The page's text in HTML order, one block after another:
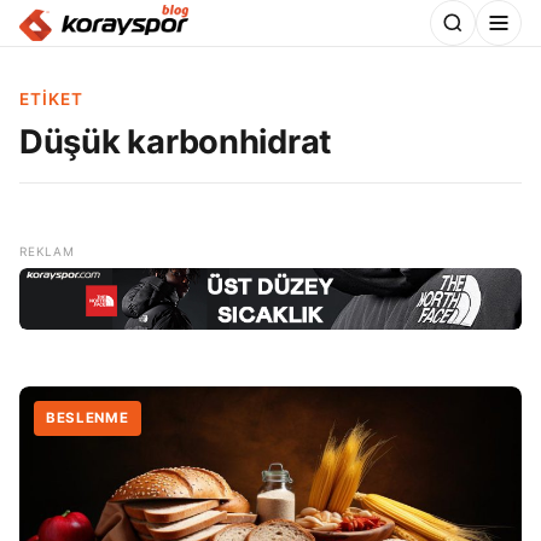
ETIKET
Düşük karbonhidrat
BESLENME